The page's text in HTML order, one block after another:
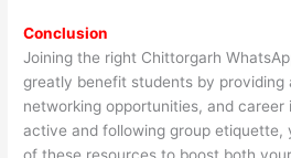
Conclusion
Joining the right Chittorgarh
greatly benefit students by providing
networking opportunities, and career
active and following group etiquette,